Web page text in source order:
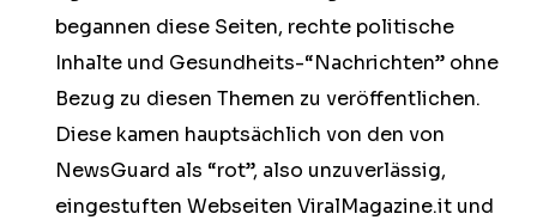
begannen diese Seiten, rechte politische
Inhalte und Gesundheits-“Nachrichten” ohne
Bezug zu diesen Themen zu veröffentlichen.
Diese kamen hauptsächlich von den von
NewsGuard als “rot”, also unzuverlässig,
eingestuften Webseiten ViralMagazine.it und